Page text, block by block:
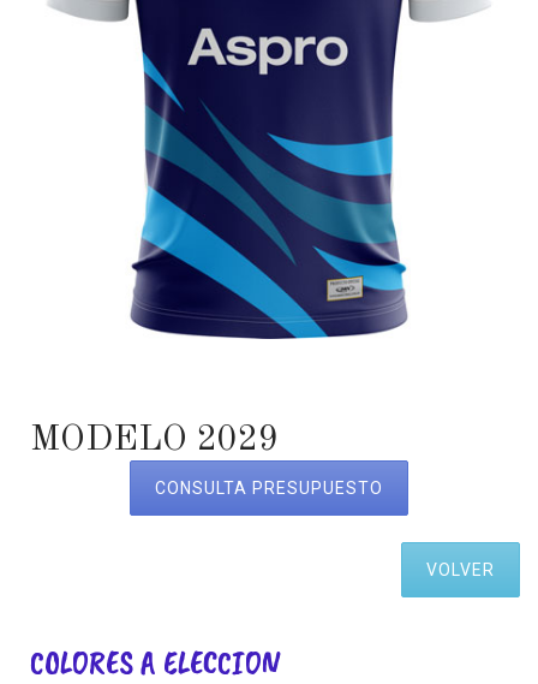
MODELO 2029
CONSULTA PRESUPUESTO
VOLVER
COLORES A ELECCION